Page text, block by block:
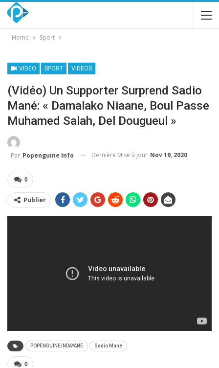
Home Sport
VIDEO SPORT VIDEOS
(Vidéo) Un Supporter Surprend Sadio
Mané: « Damalako Niaane, Boul Passe
Muhamed Salah, Del Dougueul »
Par Popenguine Info Dernière Mise à jour Nov 19, 2020
0
Publier
POPENGUINE/NDAYANE Sadio Mané
0